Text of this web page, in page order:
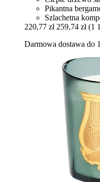
Pikantna
Szlachetna
220,77 zł 259,74 zł (1
Darmowa dostawa do